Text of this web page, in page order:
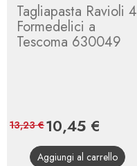
Tagliapasta Ravioli 4
Formedelici a
Tescoma 630049
Prezzo
10,45 €
base
13,23 €
Aggiungi al carrello